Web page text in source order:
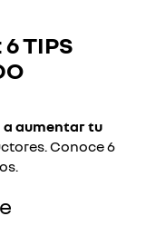
TIPS
aumentar tu
Conoce 6